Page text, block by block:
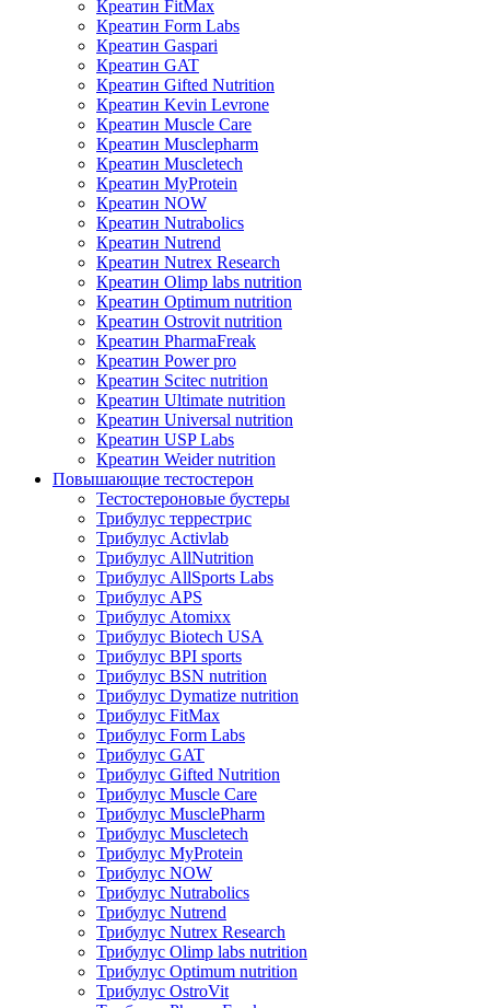
Креатин FitMax
Креатин Form Labs
Креатин Gaspari
Креатин GAT
Креатин Gifted Nutrition
Креатин Kevin Levrone
Креатин Muscle Care
Креатин Musclepharm
Креатин Muscletech
Креатин MyProtein
Креатин NOW
Креатин Nutrabolics
Креатин Nutrend
Креатин Nutrex Research
Креатин Olimp labs nutrition
Креатин Optimum nutrition
Креатин Ostrovit nutrition
Креатин PharmaFreak
Креатин Power pro
Креатин Scitec nutrition
Креатин Ultimate nutrition
Креатин Universal nutrition
Креатин USP Labs
Креатин Weider nutrition
Повышающие тестостерон
Тестостероновые бустеры
Трибулус террестрис
Трибулус Activlab
Трибулус AllNutrition
Трибулус AllSports Labs
Трибулус APS
Трибулус Atomixx
Трибулус Biotech USA
Трибулус BPI sports
Трибулус BSN nutrition
Трибулус Dymatize nutrition
Трибулус FitMax
Трибулус Form Labs
Трибулус GAT
Трибулус Gifted Nutrition
Трибулус Muscle Care
Трибулус MusclePharm
Трибулус Muscletech
Трибулус MyProtein
Трибулус NOW
Трибулус Nutrabolics
Трибулус Nutrend
Трибулус Nutrex Research
Трибулус Olimp labs nutrition
Трибулус Optimum nutrition
Трибулус OstroVit